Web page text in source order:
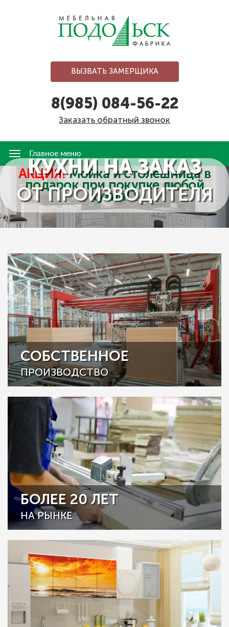
ВЫЗВАТЬ ЗАМЕРЩИКА
8(985) 084-56-22
Заказать обратный звонок
Главное
меню
Главное меню
АКЦИЯ!Мойка и столешница в
подарок при покупке любой
кухни! *
КУХНИ НА ЗАКАЗ
ОТ ПРОИЗВОДИТЕЛЯ
СОБСТВЕННОЕ
ПРОИЗВОДСТВО
БОЛЕЕ 20 ЛЕТ
НА РЫНКЕ